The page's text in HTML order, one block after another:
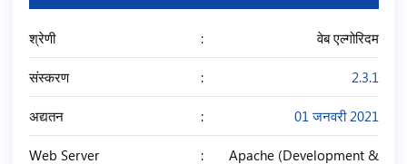
श्रेणी वेब एल्गोरिदम
संस्करण 2.3.1
अद्यतन 01 जनवरी 2021
Web Server
Apache (Development &